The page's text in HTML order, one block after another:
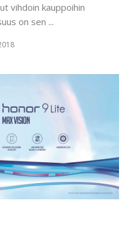
vihdoin kauppoihin
on sen ...